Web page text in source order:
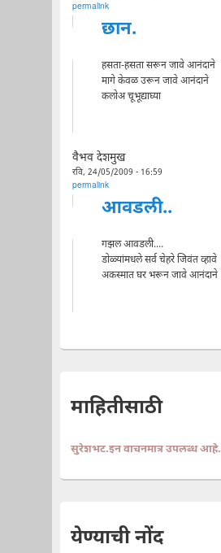
permalink
छान.
हसता-हसता सरून जावे आनंदाने
मागे केवळ उरून जावे आनंदाने
कलोअ चूभूद्याघ्या
वैभव देशमुख
रवि, 24/05/2009 - 16:59
permalink
आवडली..
गझल आवडली....
डोळ्यांमधले सर्व चेहरे जिवंत व्हावे
अकस्मात घर भरून जावे आनंदाने
माहितीसाठी
सुरेशभट.इन वाचनमात्र उपलब्ध आहे.
येण्याची नोंद